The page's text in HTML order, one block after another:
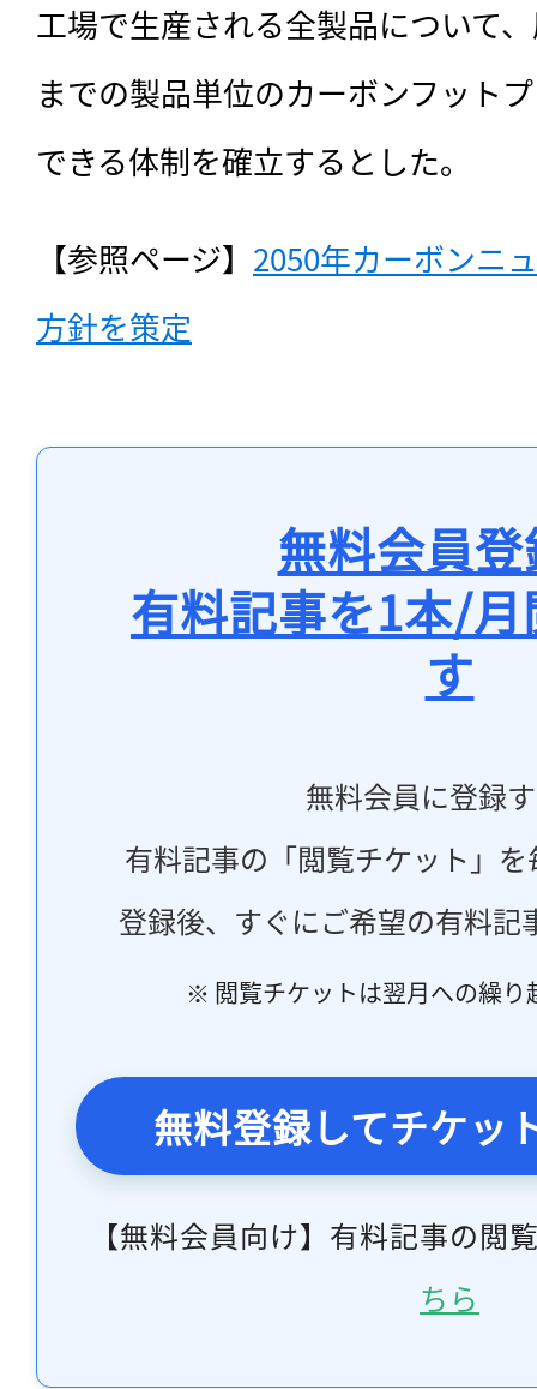
工場で生産される全製品について
までの製品単位のカーボンフット
できる体制を確立するとした。
【参照ページ】 2050年カーボンニ
方針を策定
無料会員
有料記事を1本/
す
無料会員に登録
有料記事の「閲覧チケット」
登録後、すぐにご希望の有料記
※ 閲覧チケットは翌月への繰り
無料登録してチケッ
【無料会員向け】有料記事の閲
ちら